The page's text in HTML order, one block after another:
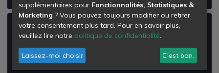
Déchetterie de Montlivault
41350
Montlivault
supplémentaires pour Fonctionnalités, Statistiques &
Marketing ? Vous pouvez toujours modifier ou retirer
votre consentement plus tard. Pour en savoir plus,
veuillez lire notre politique de confidentialité.
Laissez-moi choisir C'est bon.